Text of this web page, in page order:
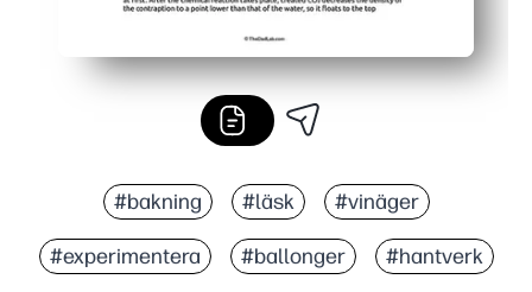
#bakning #läsk #vinäger
#experimentera #ballonger #hantverk